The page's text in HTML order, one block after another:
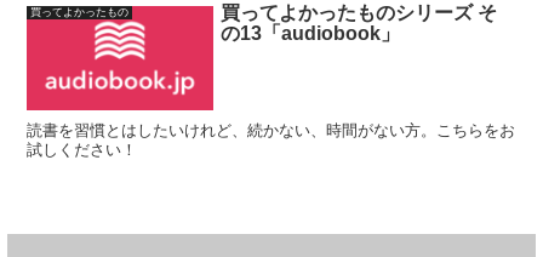
買ってよかったもの
買ってよかったものシリーズ そ
の13「audiobook」
読書を習慣とはしたいけれど、続かない、時間がない方。こちらをお
試しください！